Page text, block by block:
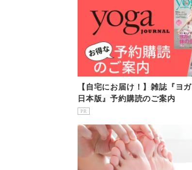
【自宅にお届け！】雑誌『ヨ
日本版』予約購読のご案内
PR